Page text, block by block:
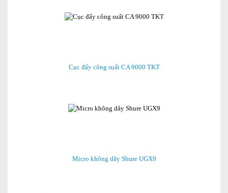
Cục đẩy công suất CA 9000 TKT
Micro không dây Shure UGX9